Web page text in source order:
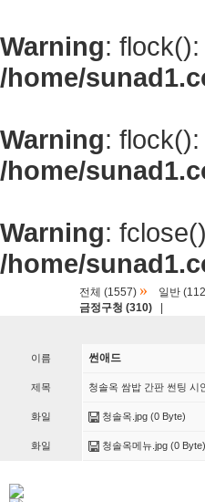
Warning:
/home/
Warning:
/home/
Warning:
/home/
전체 (1557) » 일반
금정구청 (310)
이름 썬애드
제목 청솔옥 쌈밥 간판 썬팅 시
화일 청솔옥.jpg (0 Byte)
화일 청솔옥메뉴.jpg (0 Byte)